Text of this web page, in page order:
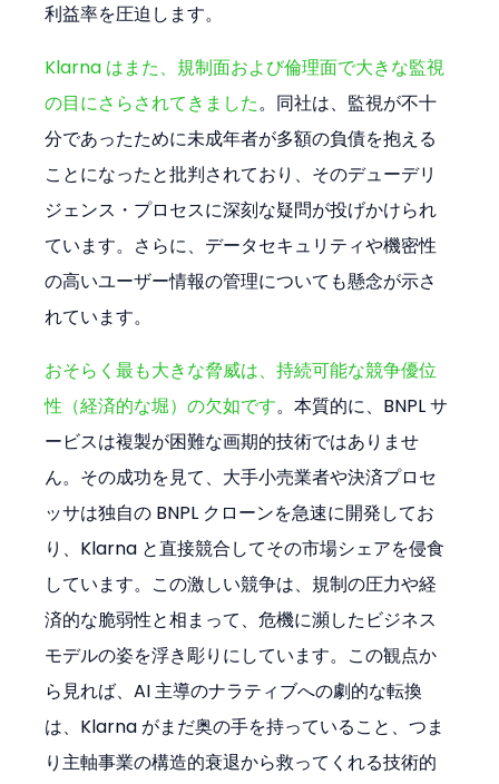
利益率を圧迫します。
Klarna はまた、規制面および倫理面で大きな監視
の目にさらされてきました。同社は、監視が不十
分であったために未成年者が多額の負債を抱える
ことになったと批判されており、そのデューデリ
ジェンス・プロセスに深刻な疑問が投げかけられ
ています。さらに、データセキュリティや機密性
の高いユーザー情報の管理についても懸念が示さ
れています。
おそらく最も大きな脅威は、持続可能な競争優位
性（経済的な堀）の欠如です。本質的に、BNPL サ
ービスは複製が困難な画期的技術ではありませ
ん。その成功を見て、大手小売業者や決済プロセ
ッサは独自の BNPL クローンを急速に開発してお
り、Klarna と直接競合してその市場シェアを侵食
しています。この激しい競争は、規制の圧力や経
済的な脆弱性と相まって、危機に瀕したビジネス
モデルの姿を浮き彫りにしています。この観点か
ら見れば、AI 主導のナラティブへの劇的な転換
は、Klarna がまだ奥の手を持っていること、つま
り主軸事業の構造的衰退から救ってくれる技術的